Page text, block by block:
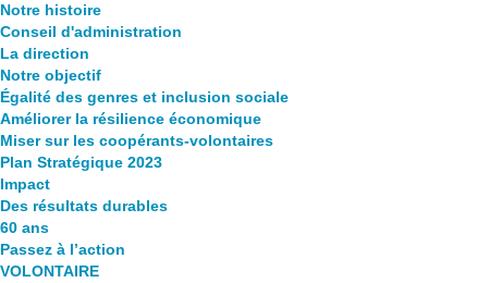
Notre histoire
Conseil d'administration
La direction
Notre objectif
Égalité des genres et inclusion sociale
Améliorer la résilience économique
Miser sur les coopérants-volontaires
Plan Stratégique 2023
Impact
Des résultats durables
60 ans
Passez à l’action
VOLONTAIRE